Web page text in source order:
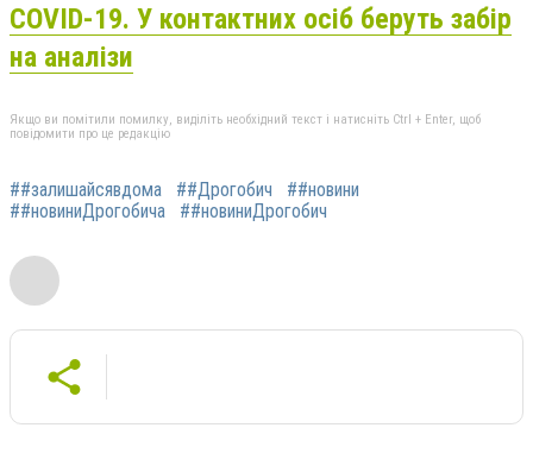
COVID-19. У контактних осіб беруть забір
на аналізи
Якщо ви помітили помилку, виділіть необхідний текст і натисніть Ctrl + Enter, щоб
повідомити про це редакцію
##залишайсявдома ##Дрогобич
##новини
##новиниДрогобича
##новиниДрогобич